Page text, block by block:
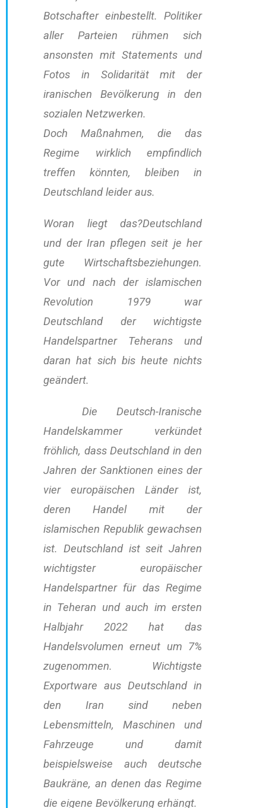
Botschafter einbestellt. Politiker
aller Parteien rühmen sich
ansonsten mit Statements und
Fotos in Solidarität mit der
iranischen Bevölkerung in den
sozialen Netzwerken.
Doch Maßnahmen, die das
Regime wirklich empfindlich
treffen könnten, bleiben in
Deutschland leider aus.
Woran liegt das?Deutschland
und der Iran pflegen seit je her
gute Wirtschaftsbeziehungen.
Vor und nach der islamischen
Revolution 1979 war
Deutschland der wichtigste
Handelspartner Teherans und
daran hat sich bis heute nichts
geändert.
Die Deutsch-Iranische
Handelskammer verkündet
fröhlich, dass Deutschland in den
Jahren der Sanktionen eines der
vier europäischen Länder ist,
deren Handel mit der
islamischen Republik gewachsen
ist. Deutschland ist seit Jahren
wichtigster europäischer
Handelspartner für das Regime
in Teheran und auch im ersten
Halbjahr 2022 hat das
Handelsvolumen erneut um 7%
zugenommen. Wichtigste
Exportware aus Deutschland in
den Iran sind neben
Lebensmitteln, Maschinen und
Fahrzeuge und damit
beispielsweise auch deutsche
Baukräne, an denen das Regime
die eigene Bevölkerung erhängt.